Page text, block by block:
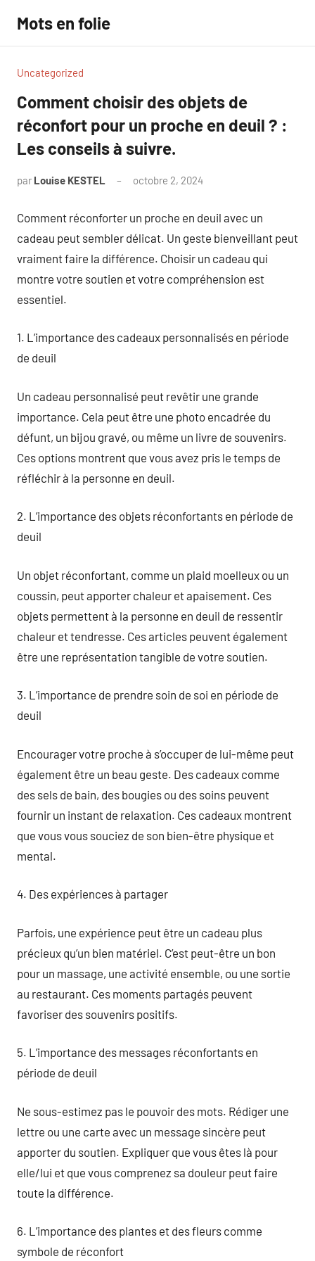
contenu
Mots en folie
Uncategorized
Comment choisir des objets de
réconfort pour un proche en deuil ? :
Les conseils à suivre.
par Louise KESTEL octobre 2, 2024
Comment réconforter un proche en deuil avec un
cadeau peut sembler délicat. Un geste bienveillant peut
vraiment faire la différence. Choisir un cadeau qui
montre votre soutien et votre compréhension est
essentiel.
1. L’importance des cadeaux personnalisés en période
de deuil
Un cadeau personnalisé peut revêtir une grande
importance. Cela peut être une photo encadrée du
défunt, un bijou gravé, ou même un livre de souvenirs.
Ces options montrent que vous avez pris le temps de
réfléchir à la personne en deuil.
2. L’importance des objets réconfortants en période de
deuil
Un objet réconfortant, comme un plaid moelleux ou un
coussin, peut apporter chaleur et apaisement. Ces
objets permettent à la personne en deuil de ressentir
chaleur et tendresse. Ces articles peuvent également
être une représentation tangible de votre soutien.
3. L’importance de prendre soin de soi en période de
deuil
Encourager votre proche à s’occuper de lui-même peut
également être un beau geste. Des cadeaux comme
des sels de bain, des bougies ou des soins peuvent
fournir un instant de relaxation. Ces cadeaux montrent
que vous vous souciez de son bien-être physique et
mental.
4. Des expériences à partager
Parfois, une expérience peut être un cadeau plus
précieux qu’un bien matériel. C’est peut-être un bon
pour un massage, une activité ensemble, ou une sortie
au restaurant. Ces moments partagés peuvent
favoriser des souvenirs positifs.
5. L’importance des messages réconfortants en
période de deuil
Ne sous-estimez pas le pouvoir des mots. Rédiger une
lettre ou une carte avec un message sincère peut
apporter du soutien. Expliquer que vous êtes là pour
elle/lui et que vous comprenez sa douleur peut faire
toute la différence.
6. L’importance des plantes et des fleurs comme
symbole de réconfort